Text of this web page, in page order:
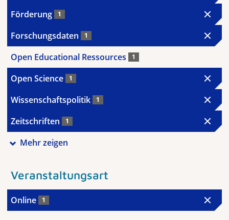
Förderung 1
Forschungsdaten 1
Open Educational Ressources 1
Open Science 1
Wissenschaftspolitik 1
Zeitschriften 1
Mehr zeigen
Veranstaltungsart
Online 1